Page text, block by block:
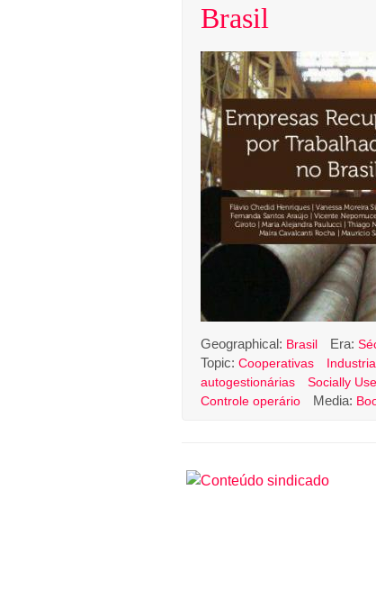
Brasil
Geographical: Brasil Era:
Topic: Cooperativas
autogestionárias
Socially
Controle operário
Media: